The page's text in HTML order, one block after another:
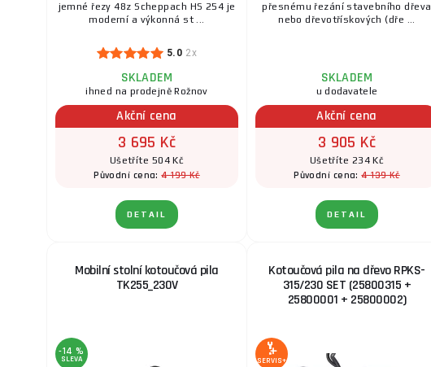
jemné řezy 48z Scheppach HS 254 je
moderní a výkonná st ...
5.0 2x
SKLADEM
ihned na prodejně Rožnov
Akční cena
3 695 Kč
Ušetříte 504 Kč
Původní cena:4 199 Kč
DETAIL
přesnému řezání stavebního dřeva
nebo dřevotřískových (dře ...
SKLADEM
u dodavatele
Akční cena
3 905 Kč
Ušetříte 234 Kč
Původní cena:4 139 Kč
DETAIL
Mobilní stolní kotoučová pila
TK255_230V
-14 %
SLEVA
Kotoučová pila na dřevo RPKS-
315/230 SET (25800315 +
25800001 + 25800002)
SERVIS+